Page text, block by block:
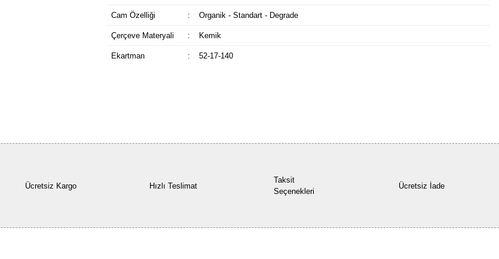
Cam Özelliği : Organik - Standart - Degrade
Çerçeve Materyali : Kemik
Ekartman : 52-17-140
Ücretsiz Kargo Hızlı Teslimat
Taksit
Seçenekleri
Ücretsiz İade